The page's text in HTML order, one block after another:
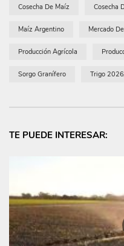
Cosecha De Maíz Cosecha
Maíz Argentino Mercado
Producción Agrícola
Sorgo Granífero Trigo
TE PUEDE INTERESAR: